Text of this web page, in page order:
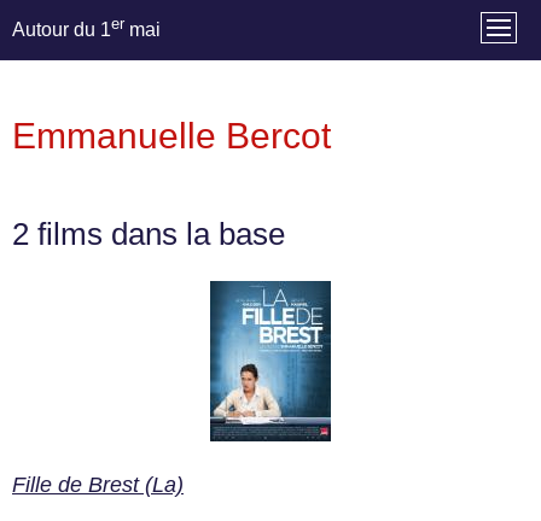
Autour du 1er mai
Emmanuelle Bercot
2 films dans la base
Fille de Brest (La)